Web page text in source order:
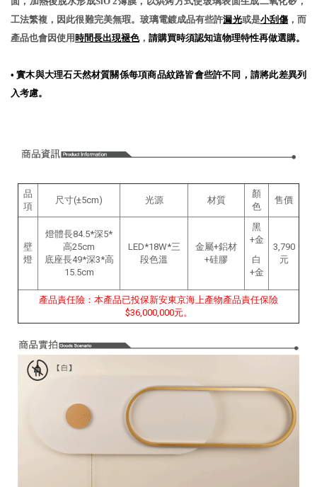
工法繁複，因此很難完美無瑕。玻璃電鍍成品有些許漏光或是小刮傷，而
產品也會因使用時間長出現褪色， 請購買時須認知這物理特性再做選購。
• 實木與大理石天然材質關係每項商品紋路皆會些許不同，請將此差異列
入考慮。
品
項
尺寸(±5cm) 光源 材質
顏
色
售價
壁
燈
燈體長84.5*深5*
高25cm
底座長49*深3*高
15.5cm
LED*18W*三
段色溫
金屬+鋁材
+硅膠
黑
+金
白
+金
3,790
元
產品責任險：本產品已投保新安東京海上產物產品責任保險
$36,000,000元。